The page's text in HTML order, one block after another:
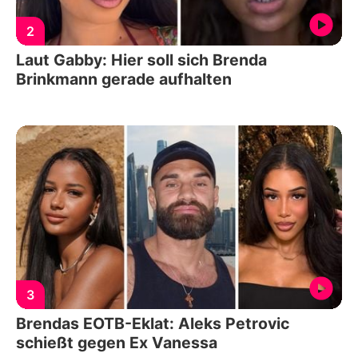
2
Laut Gabby: Hier soll sich Brenda
Brinkmann gerade aufhalten
3
Brendas EOTB-Eklat: Aleks Petrovic
schießt gegen Ex Vanessa